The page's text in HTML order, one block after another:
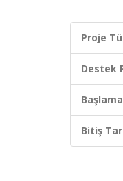
Proje
Destek
Bitiş